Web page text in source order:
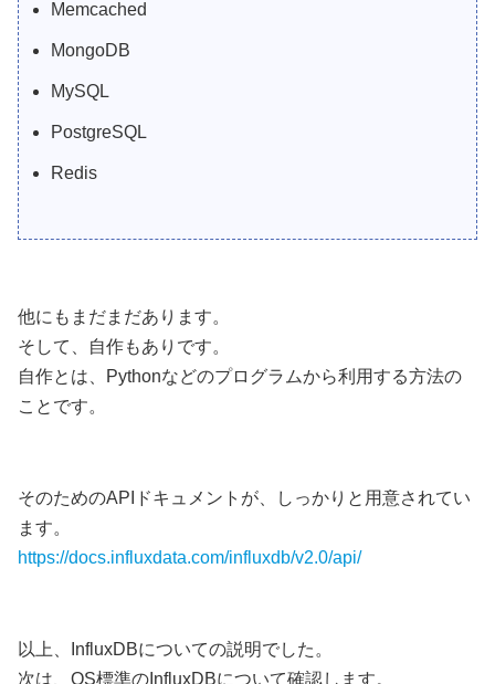
Memcached
MongoDB
MySQL
PostgreSQL
Redis
他にもまだまだあります。
そして、自作もありです。
自作とは、Pythonなどのプログラムから利用する方法の
ことです。
そのためのAPIドキュメントが、しっかりと用意されてい
ます。
https://docs.influxdata.com/influxdb/v2.0/api/
以上、InfluxDBについての説明でした。
次は、OS標準のInfluxDBについて確認します。